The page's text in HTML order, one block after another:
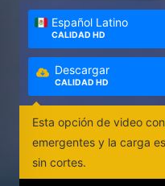
Español Latino
CALIDAD HD
Descargar
CALIDAD HD
Esta opción de video
emergentes y la carga
sin cortes.